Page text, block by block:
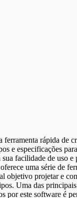
ferramenta rápida de
e especificações
facilidade de uso e
uma série de
objetivo projetar e
Uma das
por este software é